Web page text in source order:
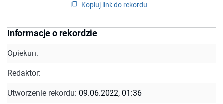
Kopiuj link do rekordu
Informacje o rekordzie
Opiekun:
Redaktor:
Utworzenie rekordu: 09.06.2022, 01:36